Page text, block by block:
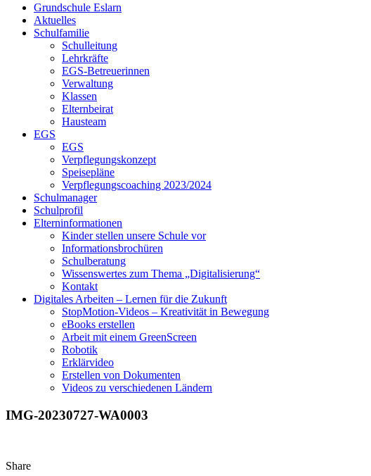
Grundschule Eslarn
Aktuelles
Schulfamilie
Schulleitung
Lehrkräfte
EGS-Betreuerinnen
Verwaltung
Klassen
Elternbeirat
Hausteam
EGS
EGS
Verpflegungskonzept
Speisepläne
Verpflegungscoaching 2023/2024
Schulmanager
Schulprofil
Elterninformationen
Kinder stellen unsere Schule vor
Informationsbrochüren
Schulberatung
Wissenswertes zum Thema „Digitalisierung“
Kontakt
Digitales Arbeiten – Lernen für die Zukunft
StopMotion-Videos – Kreativität in Bewegung
eBooks erstellen
Arbeit mit einem GreenScreen
Robotik
Erklärvideo
Erstellen von Dokumenten
Videos zu verschiedenen Ländern
IMG-20230727-WA0003
Share